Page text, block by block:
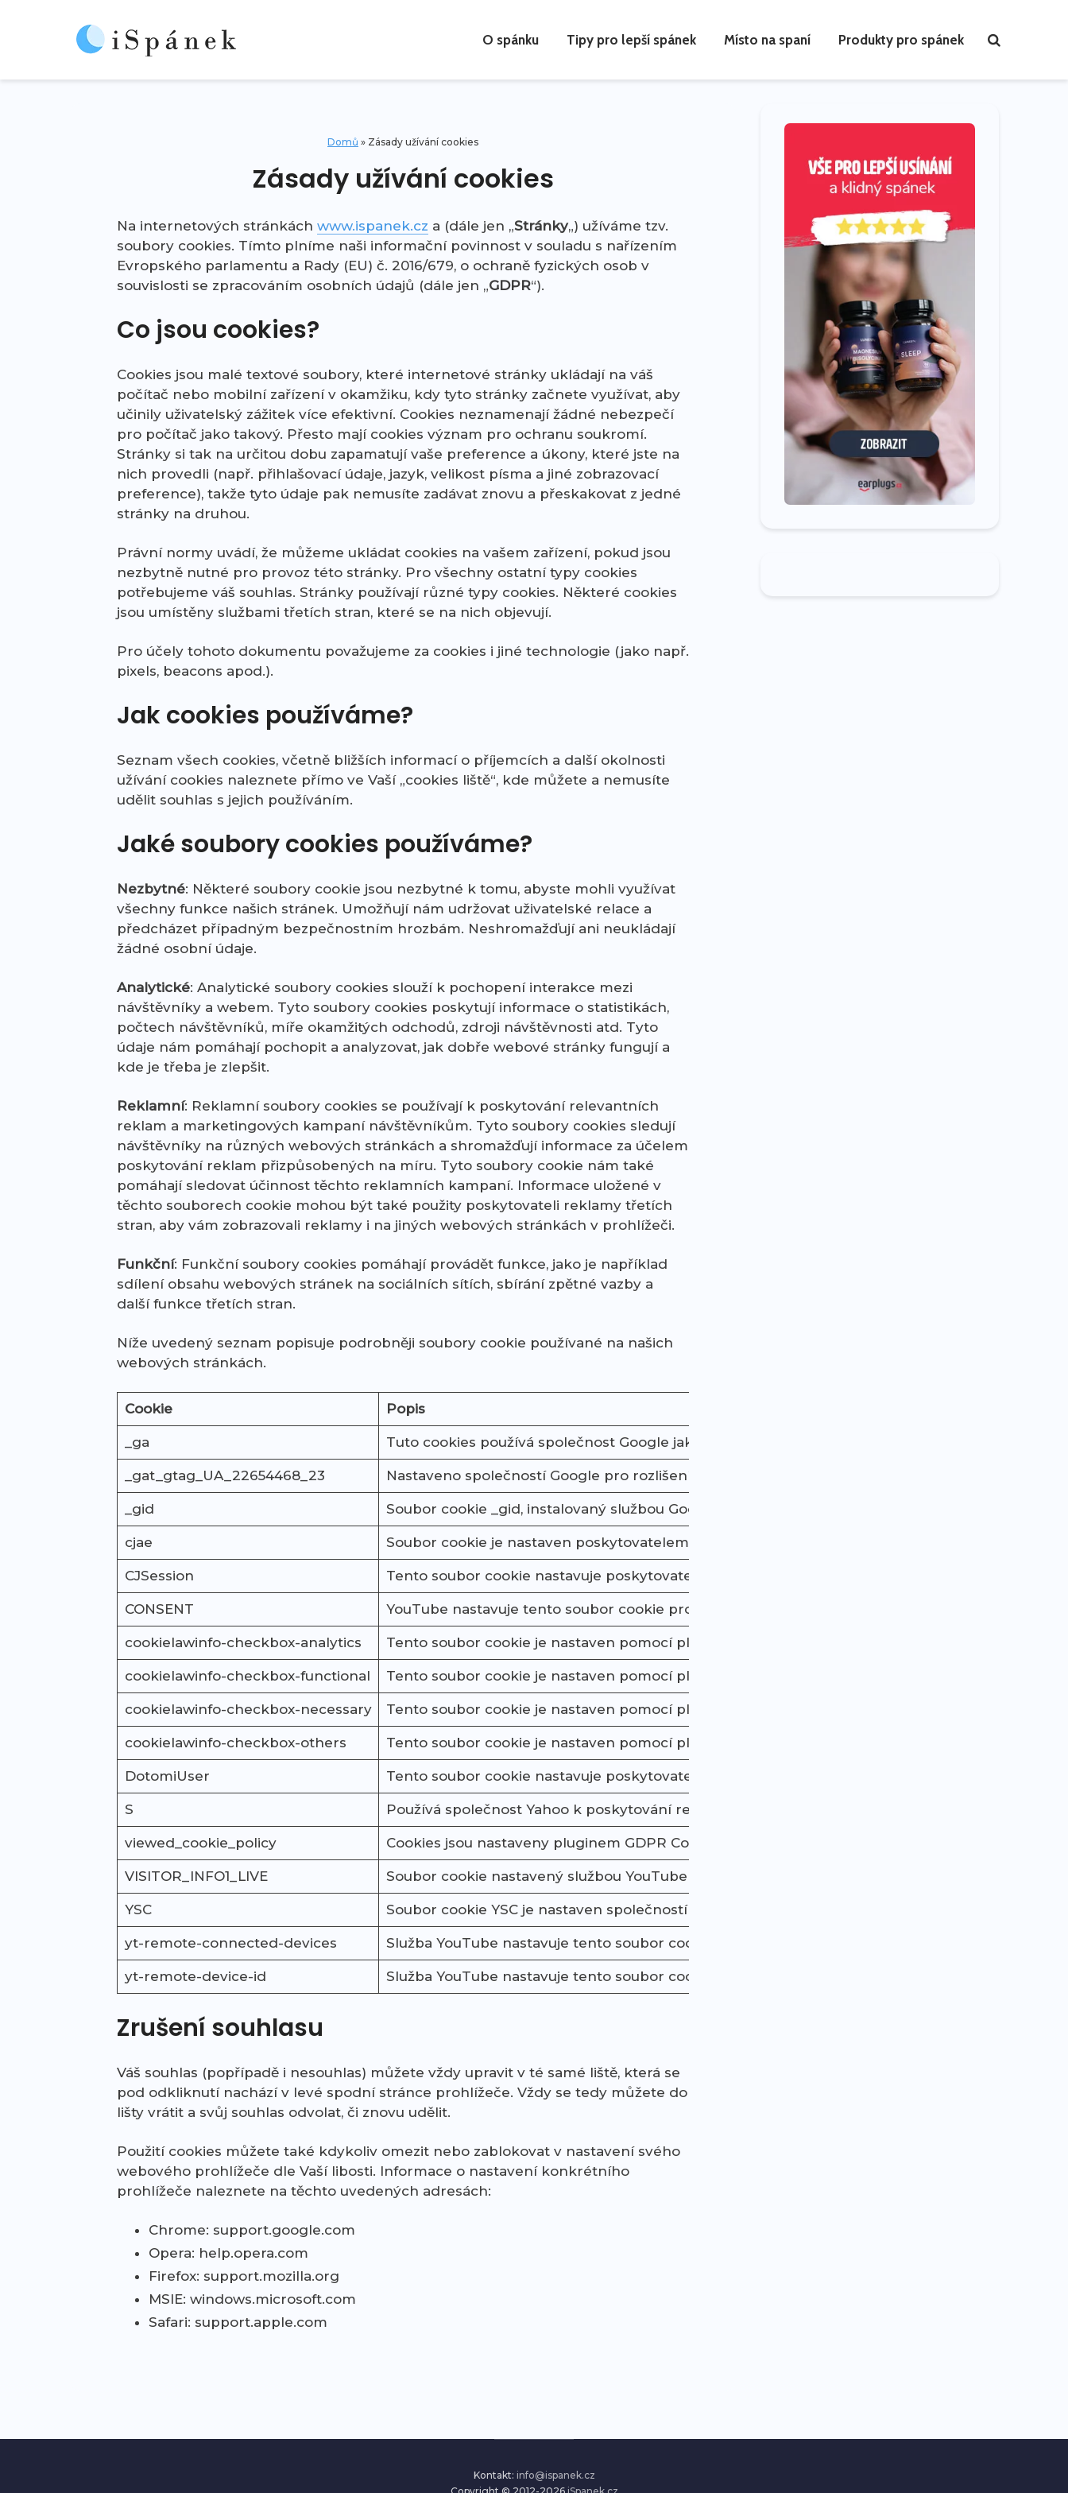
O spánku Tipy pro lepší spánek Místo na spaní Produkty pro spánek
Domů » Zásady užívání cookies
Zásady užívání cookies
Na internetových stránkách www.ispanek.cz a (dále jen „Stránky„) užíváme tzv.
soubory cookies. Tímto plníme naši informační povinnost v souladu s nařízením
Evropského parlamentu a Rady (EU) č. 2016/679, o ochraně fyzických osob v
souvislosti se zpracováním osobních údajů (dále jen „GDPR“).
Co jsou cookies?
Cookies jsou malé textové soubory, které internetové stránky ukládají na váš
počítač nebo mobilní zařízení v okamžiku, kdy tyto stránky začnete využívat, aby
učinily uživatelský zážitek více efektivní. Cookies neznamenají žádné nebezpečí
pro počítač jako takový. Přesto mají cookies význam pro ochranu soukromí.
Stránky si tak na určitou dobu zapamatují vaše preference a úkony, které jste na
nich provedli (např. přihlašovací údaje, jazyk, velikost písma a jiné zobrazovací
preference), takže tyto údaje pak nemusíte zadávat znovu a přeskakovat z jedné
stránky na druhou.
Právní normy uvádí, že můžeme ukládat cookies na vašem zařízení, pokud jsou
nezbytně nutné pro provoz této stránky. Pro všechny ostatní typy cookies
potřebujeme váš souhlas. Stránky používají různé typy cookies. Některé cookies
jsou umístěny službami třetích stran, které se na nich objevují.
Pro účely tohoto dokumentu považujeme za cookies i jiné technologie (jako např.
pixels, beacons apod.).
Jak cookies používáme?
Seznam všech cookies, včetně bližších informací o příjemcích a další okolnosti
užívání cookies naleznete přímo ve Vaší „cookies liště“, kde můžete a nemusíte
udělit souhlas s jejich používáním.
Jaké soubory cookies používáme?
Nezbytné: Některé soubory cookie jsou nezbytné k tomu, abyste mohli využívat
všechny funkce našich stránek. Umožňují nám udržovat uživatelské relace a
předcházet případným bezpečnostním hrozbám. Neshromažďují ani neukládají
žádné osobní údaje.
Analytické: Analytické soubory cookies slouží k pochopení interakce mezi
návštěvníky a webem. Tyto soubory cookies poskytují informace o statistikách,
počtech návštěvníků, míře okamžitých odchodů, zdroji návštěvnosti atd. Tyto
údaje nám pomáhají pochopit a analyzovat, jak dobře webové stránky fungují a
kde je třeba je zlepšit.
Reklamní: Reklamní soubory cookies se používají k poskytování relevantních
reklam a marketingových kampaní návštěvníkům. Tyto soubory cookies sledují
návštěvníky na různých webových stránkách a shromažďují informace za účelem
poskytování reklam přizpůsobených na míru. Tyto soubory cookie nám také
pomáhají sledovat účinnost těchto reklamních kampaní. Informace uložené v
těchto souborech cookie mohou být také použity poskytovateli reklamy třetích
stran, aby vám zobrazovali reklamy i na jiných webových stránkách v prohlížeči.
Funkční: Funkční soubory cookies pomáhají provádět funkce, jako je například
sdílení obsahu webových stránek na sociálních sítích, sbírání zpětné vazby a
další funkce třetích stran.
Níže uvedený seznam popisuje podrobněji soubory cookie používané na našich
webových stránkách.
Cookie Popis
_ga Tuto cookies používá společnost Google jako uživatelské ID, na základě kterého generuje
_gat_gtag_UA_22654468_23 Nastaveno společností Google pro rozlišení uživatelů.
_gid Soubor cookie _gid, instalovaný službou Google Analytics, ukládá informace o tom, jak
cjae Soubor cookie je nastaven poskytovatelem Dotomi. Tento soubor cookie se používá k
CJSession Tento soubor cookie nastavuje poskytovatel CJ affiliate by Coversant. Tento soubor cookie se
CONSENT YouTube nastavuje tento soubor cookie prostřednictvím vložených videí youtube a
cookielawinfo-checkbox-analytics Tento soubor cookie je nastaven pomocí pluginu GDPR Cookie Consent. Cookie slouží k
cookielawinfo-checkbox-functional Tento soubor cookie je nastaven pomocí pluginu GDPR Cookie Consent. Cookie slouží k
cookielawinfo-checkbox-necessary Tento soubor cookie je nastaven pomocí pluginu GDPR Cookie Consent. Cookies slouží k
cookielawinfo-checkbox-others Tento soubor cookie je nastaven pomocí pluginu GDPR Cookie Consent. Cookie slouží k
DotomiUser Tento soubor cookie nastavuje poskytovatel Dotomi. Tento soubor cookie se používá pro
S Používá společnost Yahoo k poskytování reklam, obsahu nebo analýz.
viewed_cookie_policy Cookies jsou nastaveny pluginem GDPR Cookie Consent. Cookie slouží k ukládání informace,
VISITOR_INFO1_LIVE Soubor cookie nastavený službou YouTube k měření šířky obrazovky, který určuje, zda se
YSC Soubor cookie YSC je nastaven společností Youtube a slouží ke sledování zobrazení vložených
yt-remote-connected-devices Služba YouTube nastavuje tento soubor cookie k uložení předvoleb videa uživatele, který
yt-remote-device-id Služba YouTube nastavuje tento soubor cookie k uložení předvoleb videa uživatele, který
Zrušení souhlasu
Váš souhlas (popřípadě i nesouhlas) můžete vždy upravit v té samé liště, která se
pod odkliknutí nachází v levé spodní stránce prohlížeče. Vždy se tedy můžete do
lišty vrátit a svůj souhlas odvolat, či znovu udělit.
Použití cookies můžete také kdykoliv omezit nebo zablokovat v nastavení svého
webového prohlížeče dle Vaší libosti. Informace o nastavení konkrétního
prohlížeče naleznete na těchto uvedených adresách:
Chrome: support.google.com
Opera: help.opera.com
Firefox: support.mozilla.org
MSIE: windows.microsoft.com
Safari: support.apple.com
Kontakt: info@ispanek.cz